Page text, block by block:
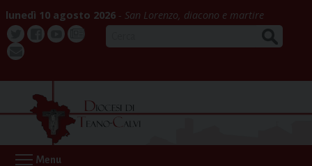
content
lunedì 10 agosto 2026 San Lorenzo, diacono e martire
Twitter
Notizia
Menu